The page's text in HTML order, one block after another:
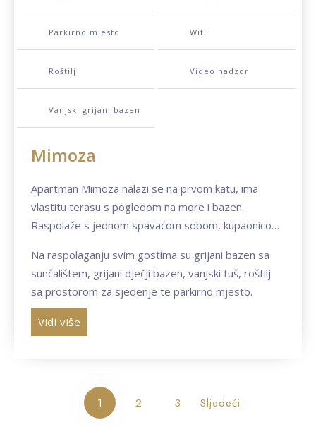
Mimoza
Apartman Mimoza nalazi se na prvom katu, ima
vlastitu terasu s pogledom na more i bazen.
Raspolaže s jednom spavaćom sobom, kupaonicom
Apartman je klimatiziran, ima dnevni boravak s
blagovaonicom, WiFi, sat-tv.
Kuhinja ima električni štednjak, frižider sa odjeljkom
za zamrzavanje, aparat za kavu, kuhalo za vodu,
toster.
Na raspolaganju svim gostima su grijani bazen sa
sunčalištem, grijani dječji bazen, vanjski tuš, roštilj
sa prostorom za sjedenje te parkirno mjesto.
Parkirno mjesto Wifi
Roštilj Video nadzor
Vanjski grijani bazen
Vidi više
1 2 3 Sljedeći